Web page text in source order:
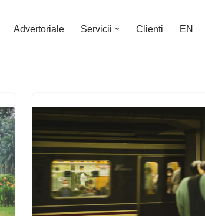
Advertoriale Servicii Clienti EN